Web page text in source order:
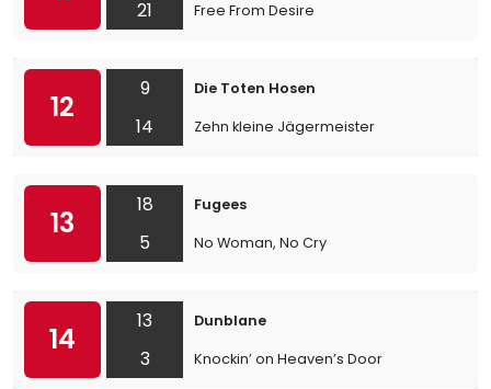
21
Free From Desire
12
9
14
Die Toten Hosen
Zehn kleine Jägermeister
13
18
5
Fugees
No Woman, No Cry
14
13
3
Dunblane
Knockin’ on Heaven’s Door